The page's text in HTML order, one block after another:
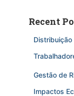
Recent
Distribuição
Gestão de
Impactos